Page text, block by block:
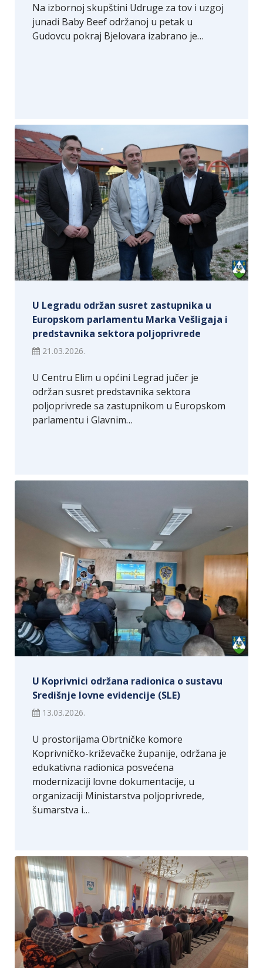
Na izbornoj skupštini Udruge za tov i uzgoj
junadi Baby Beef održanoj u petak u
Gudovcu pokraj Bjelovara izabrano je…
U Legradu održan susret zastupnika u
Europskom parlamentu Marka Vešligaja i
predstavnika sektora poljoprivrede
21.03.2026.
U Centru Elim u općini Legrad jučer je
održan susret predstavnika sektora
poljoprivrede sa zastupnikom u Europskom
parlamentu i Glavnim…
U Koprivnici održana radionica o sustavu
Središnje lovne evidencije (SLE)
13.03.2026.
U prostorijama Obrtničke komore
Koprivničko-križevačke županije, održana je
edukativna radionica posvećena
modernizaciji lovne dokumentacije, u
organizaciji Ministarstva poljoprivrede,
šumarstva i…